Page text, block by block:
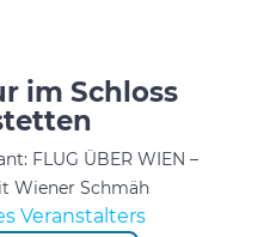
im Schloss
FLUG ÜBER WIEN –
Wiener Schmäh
Veranstalters